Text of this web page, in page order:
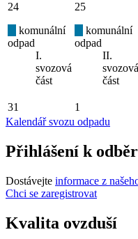
24
komunální
odpad
I.
svozová
část
25
komunální
odpad
II.
svozová
část
31 1
Kalendář svozu odpadu
Přihlášení k
Dostávejte informace z
Chci se zaregistrovat
Kvalita ovzduší